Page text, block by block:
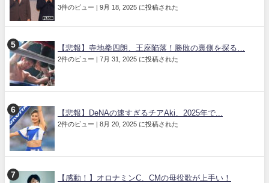
3件のビュー | 9月 18, 2025 に投稿された
【悲報】寺地拳四朗、王座陥落！勝敗の裏側を探る…
2件のビュー | 7月 31, 2025 に投稿された
【悲報】DeNAの速すぎるチアAki、2025年で...
2件のビュー | 8月 20, 2025 に投稿された
【感動！】オロナミンC、CMの母役歌が上手い！